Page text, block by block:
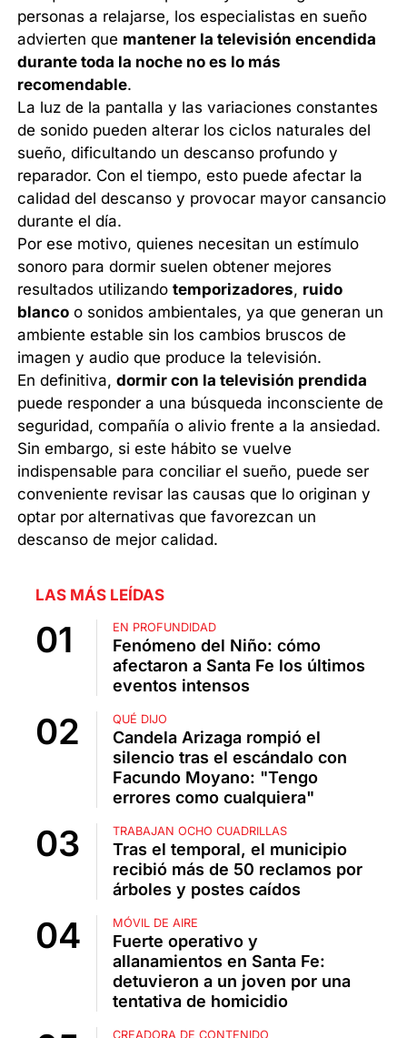
personas a relajarse, los especialistas en sueño
advierten que mantener la televisión encendida
durante toda la noche no es lo más
recomendable.
La luz de la pantalla y las variaciones constantes
de sonido pueden alterar los ciclos naturales del
sueño, dificultando un descanso profundo y
reparador. Con el tiempo, esto puede afectar la
calidad del descanso y provocar mayor cansancio
durante el día.
Por ese motivo, quienes necesitan un estímulo
sonoro para dormir suelen obtener mejores
resultados utilizandotemporizadores, ruido
blanco o sonidos ambientales, ya que generan un
ambiente estable sin los cambios bruscos de
imagen y audio que produce la televisión.
En definitiva,dormir con la televisión prendida
puede responder a una búsqueda inconsciente de
seguridad, compañía o alivio frente a la ansiedad.
Sin embargo, si este hábito se vuelve
indispensable para conciliar el sueño, puede ser
conveniente revisar las causas que lo originan y
optar por alternativas que favorezcan un
descanso de mejor calidad.
LAS MÁS LEÍDAS
EN PROFUNDIDAD
Fenómeno del Niño: cómo
afectaron a Santa Fe los últimos
eventos intensos
QUÉ DIJO
Candela Arizaga rompió el
silencio tras el escándalo con
Facundo Moyano: "Tengo
errores como cualquiera"
TRABAJAN OCHO CUADRILLAS
Tras el temporal, el municipio
recibió más de 50 reclamos por
árboles y postes caídos
MÓVIL DE AIRE
Fuerte operativo y
allanamientos en Santa Fe:
detuvieron a un joven por una
tentativa de homicidio
CREADORA DE CONTENIDO